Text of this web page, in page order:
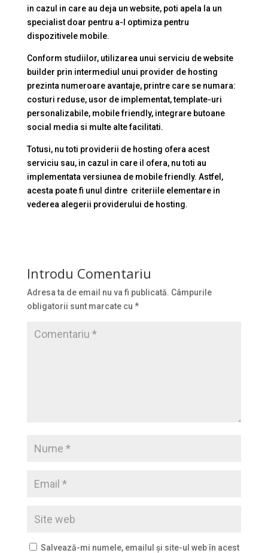
in cazul in care au deja un website, poti apela la un
specialist doar pentru a-l optimiza pentru
dispozitivele mobile.
Conform studiilor, utilizarea unui serviciu de website
builder prin intermediul unui provider de hosting
prezinta numeroare avantaje, printre care se numara:
costuri reduse, usor de implementat, template-uri
personalizabile, mobile friendly, integrare butoane
social media si multe alte facilitati.
Totusi, nu toti providerii de hosting ofera acest
serviciu sau, in cazul in care il ofera, nu toti au
implementata versiunea de mobile friendly. Astfel,
acesta poate fi unul dintre criteriile elementare in
vederea alegerii providerului de hosting.
Introdu Comentariu
Adresa ta de email nu va fi publicată. Câmpurile
obligatorii sunt marcate cu *
Salvează-mi numele, emailul și site-ul web în acest